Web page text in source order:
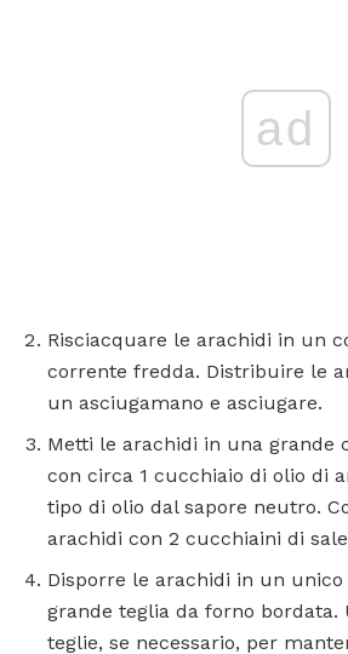
ad
Risciacquare le arachidi in un
corrente fredda. Distribuire le
un asciugamano e asciugare.
Metti le arachidi in una grande
con circa 1 cucchiaio di olio di
tipo di olio dal sapore neutro.
arachidi con 2 cucchiaini di
Disporre le arachidi in un
grande teglia da forno bordata.
teglie, se necessario, per